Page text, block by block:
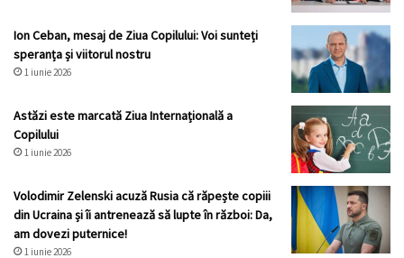
Ion Ceban, mesaj de Ziua Copilului: Voi sunteți
speranța și viitorul nostru
1 iunie 2026
Astăzi este marcată Ziua Internațională a
Copilului
1 iunie 2026
Volodimir Zelenski acuză Rusia că răpește copiii
din Ucraina și îi antrenează să lupte în război: Da,
am dovezi puternice!
1 iunie 2026